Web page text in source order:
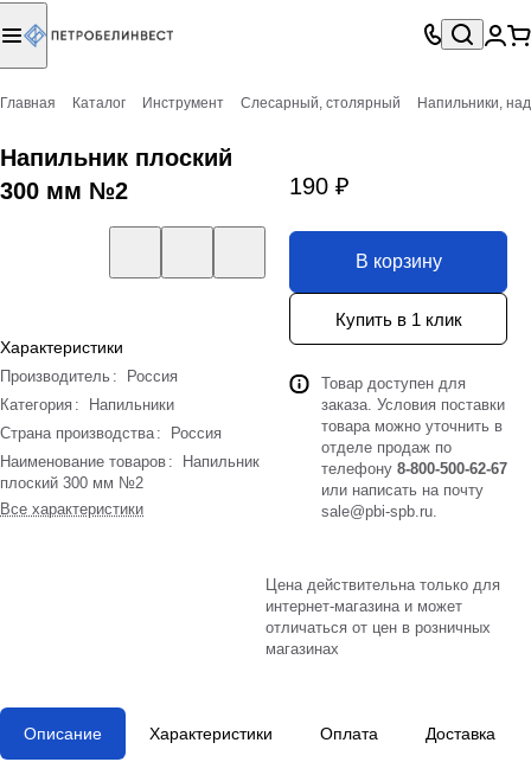
Главная Каталог Инструмент Слесарный, столярный Напильники,
Напильник плоский
300 мм №2
Характеристики
Производитель :
Россия
Категория :
Напильники
Страна производства :
Россия
Наименование товаров :
Напильник
плоский 300 мм №2
Все характеристики
190 ₽
В корзину
Купить в 1 клик
Товар доступен для
заказа. Условия поставки
товара можно уточнить в
отделе продаж по
телефону 8-800-500-62-67
или написать на почту
sale@pbi-spb.ru.
Цена действительна только для
интернет-магазина и может
отличаться от цен в розничных
магазинах
Описание Характеристики Оплата Доставка